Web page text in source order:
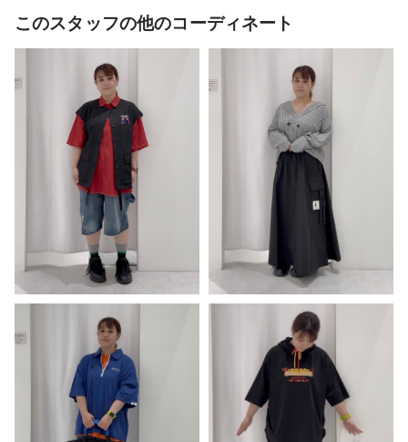
このスタッフの他のコーディネート